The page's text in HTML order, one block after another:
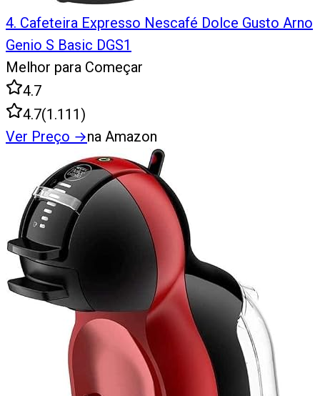
4. Cafeteira Expresso Nescafé Dolce Gusto Arno
Genio S Basic DGS1
Melhor para Começar
4.7
4.7(1.111)
Ver Preço →na Amazon